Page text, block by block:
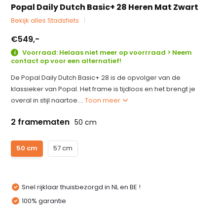
Popal Daily Dutch Basic+ 28 Heren Mat Zwart
Bekijk alles Stadsfiets
€549,-
Voorraad: Helaas niet meer op voorrraad > Neem
contact op voor een alternatief!
De Popal Daily Dutch Basic+ 28 is de opvolger van de
klassieker van Popal. Het frame is tijdloos en het brengt je
overal in stijl naartoe....Toon meer
2 framematen 50 cm
50 cm 57 cm
Snel rijklaar thuisbezorgd in NL en BE !
100% garantie